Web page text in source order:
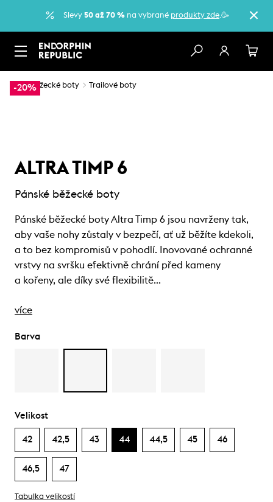
Slevy 50 až 70 % na vybrané produkty zde.🥳
-20%
… Běžecké boty Trailové boty
ALTRA TIMP 6
Pánské běžecké boty
Pánské běžecké boty Altra Timp 6 jsou navrženy tak,
aby vaše nohy zůstaly v bezpečí, ať už běžíte kdekoli,
a to bez kompromisů v pohodlí. Inovované ochranné
vrstvy na svršku efektivně chrání před kameny
a kořeny, ale díky své flexibilitě…
více
Barva
Velikost
42 42,5 43 44 44,5 45 46
46,5 47
Tabulka velikostí